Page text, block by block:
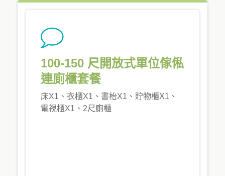
100-150 尺開放式單位傢俬
連廁櫃套餐
床X1、衣櫃X1、書枱X1、貯物櫃X1、
電視櫃X1、2尺廁櫃